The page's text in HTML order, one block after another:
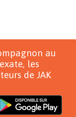
au
les
de JAK